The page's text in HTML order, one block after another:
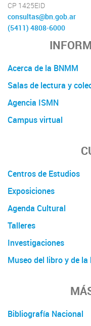
CP 1425EID
consultas@bn.gob.ar
(5411) 4808-6000
Acerca de la BNMM
Salas de lectura y
Agencia ISMN
Campus virtual
Centros de Estudios
Exposiciones
Agenda Cultural
Talleres
Investigaciones
Museo del libro y de la
Bibliografía Nacional